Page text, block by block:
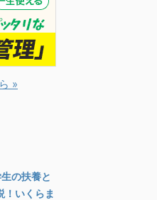
»
の扶養と
！いくらま